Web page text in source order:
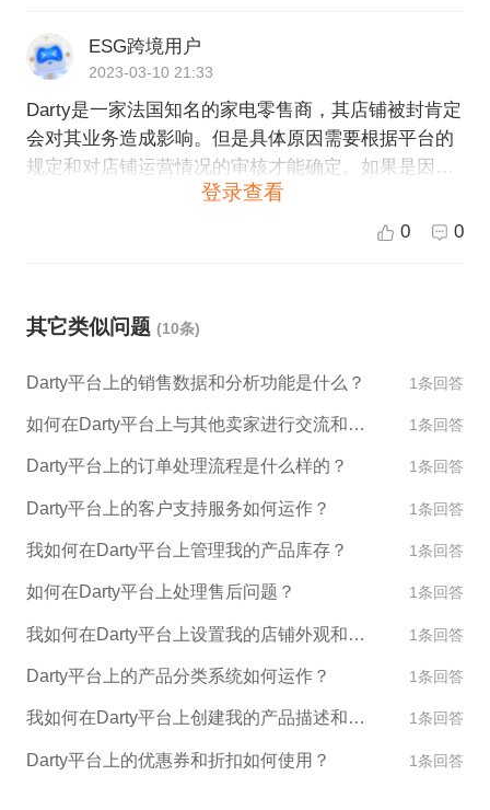
ESG跨境用户
2023-03-10 21:33
Darty是一家法国知名的家电零售商，其店铺被封肯定
会对其业务造成影响。但是具体原因需要根据平台的
规定和对店铺运营情况的审核才能确定。如果是因为
违反平台规定导致店铺被封，那么Darty需要反思自己
的运营问题，遵守平台规定，重新建立良好的店铺信
店铺能够正常经营。
登录查看
0 0
其它类似问题 (10条)
Darty平台上的销售数据和分析功能是什么？ 1条回答
如何在Darty平台上与其他卖家进行交流和合作？ 1条回答
Darty平台上的订单处理流程是什么样的？ 1条回答
Darty平台上的客户支持服务如何运作？ 1条回答
我如何在Darty平台上管理我的产品库存？ 1条回答
如何在Darty平台上处理售后问题？ 1条回答
我如何在Darty平台上设置我的店铺外观和设计？ 1条回答
Darty平台上的产品分类系统如何运作？ 1条回答
我如何在Darty平台上创建我的产品描述和图片？ 1条回答
Darty平台上的优惠券和折扣如何使用？ 1条回答